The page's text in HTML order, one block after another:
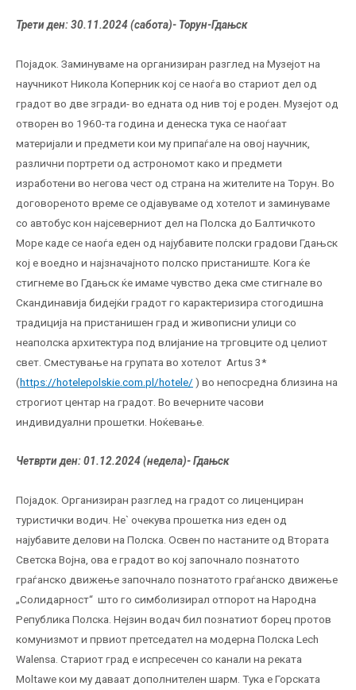
Трети ден: 30.11.2024 (сабота)- Торун-Гдањск
Појадок. Заминуваме на организиран разглед на Музејот на
научникот Никола Коперник кој се наоѓа во стариот дел од
градот во две згради- во едната од нив тој е роден. Музејот од
отворен во 1960-та година и денеска тука се наоѓаат
материјали и предмети кои му припаѓале на овој научник,
различни портрети од астрономот како и предмети
изработени во негова чест од страна на жителите на Торун. Во
договореното време се одјавуваме од хотелот и заминуваме
со автобус кон најсеверниот дел на Полска до Балтичкото
Море каде се наоѓа еден од најубавите полски градови Гдањск
кој е воедно и најзначајното полско пристаниште. Кога ќе
стигнеме во Гдањск ќе имаме чувство дека сме стигнале во
Скандинавија бидејќи градот го карактеризира стогодишна
традиција на пристанишен град и живописни улици со
неаполска архитектура под влијание на трговците од целиот
свет. Сместување на групата во хотелот Artus 3*
(https://hotelepolskie.com.pl/hotele/ ) во непосредна близина на
строгиот центар на градот. Во вечерните часови
индивидуални прошетки. Ноќевање.
Четврти ден: 01.12.2024 (недела)-Гдањск
Појадок. Организиран разглед на градот со лиценциран
туристички водич. Не` очекува прошетка низ еден од
најубавите делови на Полска. Освен по настаните од Втората
Светска Војна, ова е градот во кој започнало познатото
граѓанско движење започнало познатото граѓанско движење
„Солидарност“ што го симболизирал отпорот на Народна
Република Полска. Нејзин водач бил познатиот борец протов
комунизмот и првиот претседател на модерна Полска Lech
Walensa. Стариот град е испресечен со канали на реката
Moltawe кои му даваат дополнителен шарм. Тука е Горската